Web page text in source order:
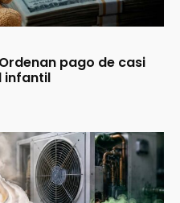
pago de casi
infantil